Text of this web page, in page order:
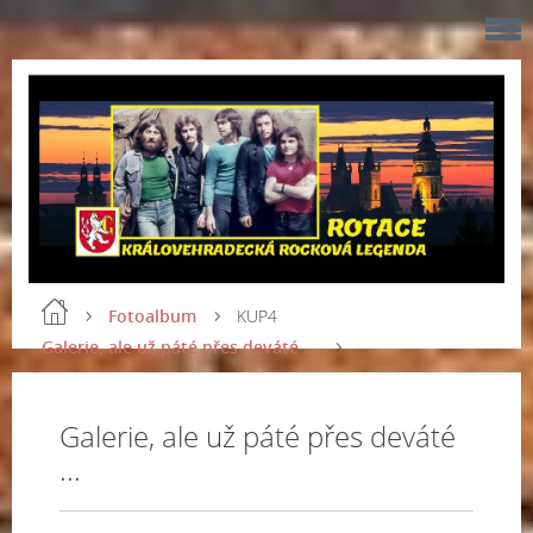
Fotoalbum
Galerie, ale už páté přes deváté ...
KUP4
Galerie, ale už páté přes deváté
...